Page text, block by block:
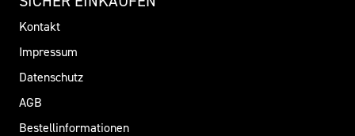
Kontakt
Impressum
Datenschutz
AGB
Bestellinformationen